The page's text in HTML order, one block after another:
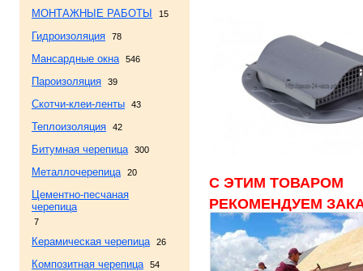
МОНТАЖНЫЕ РАБОТЫ 15
Гидроизоляция 78
Мансардные окна 546
Пароизоляция 39
Скотчи-клеи-ленты 43
Теплоизоляция 42
Битумная черепица 300
Металлочерепица 20
Цементно-песчаная
черепица
7
Керамическая черепица 26
Композитная черепица 54
С ЭТИМ ТОВАРОМ
РЕКОМЕНДУЕМ